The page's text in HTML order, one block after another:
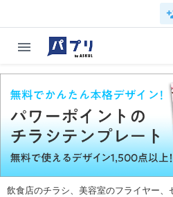
menu
チラシ・フライ
無料デザインテンプレート＜飲食（開業
飲食店のチラシ、美容室のフライヤー